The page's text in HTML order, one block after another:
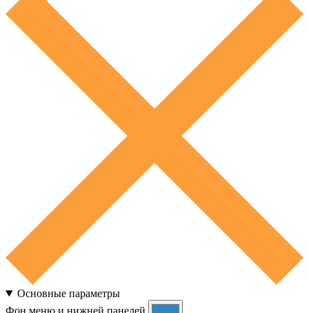
Основные параметры
Фон меню и нижней панелей